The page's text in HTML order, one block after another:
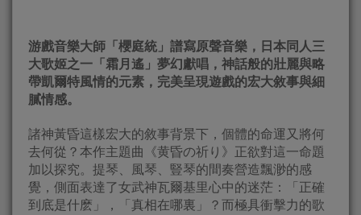
游戲音樂大師「櫻庭統」譜寫原聲音樂，日本同人三
大歌姬之一「霜月遙」夢幻獻唱，神話般的壯麗與略
帶凱爾特風情的元素，完美呈現遊戲的宏大敘事與細
膩情感。
諸神黃昏這樣宏大的敘事背景下，個體的命運又將何
去何從？本作主題曲《黄昏の祈り》正欲對這一命題
加以探究。提琴、風琴、豎琴的間奏營造飄渺的感
覺，側面表達了女武神瓦爾基里心中的迷茫：「正確
到底是什麽」，「真相在哪裏」？而極具衝擊力的歌